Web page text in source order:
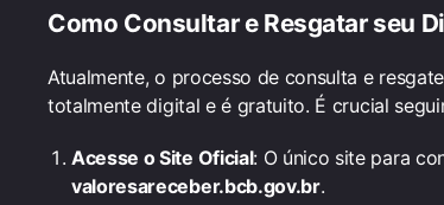
Como Consultar e Resgatar seu
Atualmente, o processo de consulta e
totalmente digital e é gratuito. É crucial
Acesse o Site Oficial: O único site para
valoresareceber.bcb.gov.br.